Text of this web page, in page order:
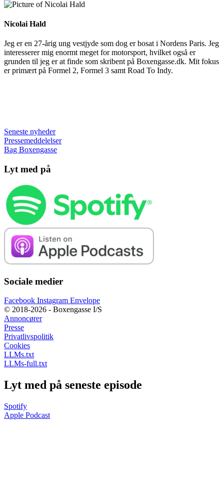
Nicolai Hald
Jeg er en 27-årig ung vestjyde som dog er bosat i Nordens Paris. Jeg
interesserer mig enormt meget for motorsport, hvilket også er
grunden til jeg er at finde som skribent på Boxengasse.dk. Mit fokus
er primært på Formel 2, Formel 3 samt Road To Indy.
Seneste nyheder
Pressemeddelelser
Bag Boxengasse
Lyt med på
Sociale medier
Facebook Instagram Envelope
© 2018-2026 - Boxengasse I/S
Annoncører
Presse
Privatlivspolitik
Cookies
LLMs.txt
LLMs-full.txt
Lyt med på seneste episode
Spotify
Apple Podcast